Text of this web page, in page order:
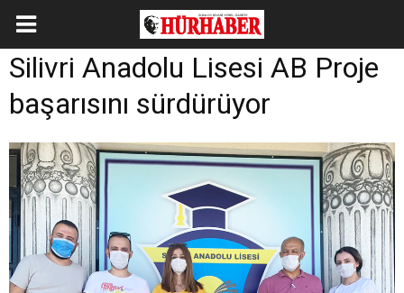
Silivri Anadolu Lisesi AB Proje
başarısını sürdürüyor